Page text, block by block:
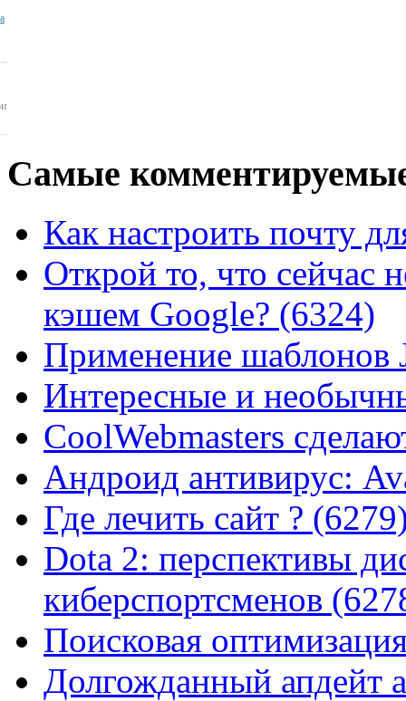
Самые
Как настроить почту
Открой то, что сейчас
кэшем Google? (6324)
Применение шаблонов
Интересные и
CoolWebmasters
Андроид антивирус:
Где лечить сайт ?
Dota 2: перспективы
киберспортсменов
Поисковая
Долгожданный апдейт